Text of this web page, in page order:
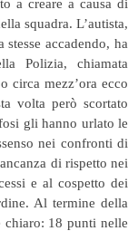
a creare a causa di
squadra. L’autista,
accadendo, ha
Polizia, chiamata
circa mezz’ora ecco
volta però scortato
gli hanno urlato le
nei confronti di
di rispetto nei
e al cospetto dei
Al termine della
chiaro: 18 punti nelle